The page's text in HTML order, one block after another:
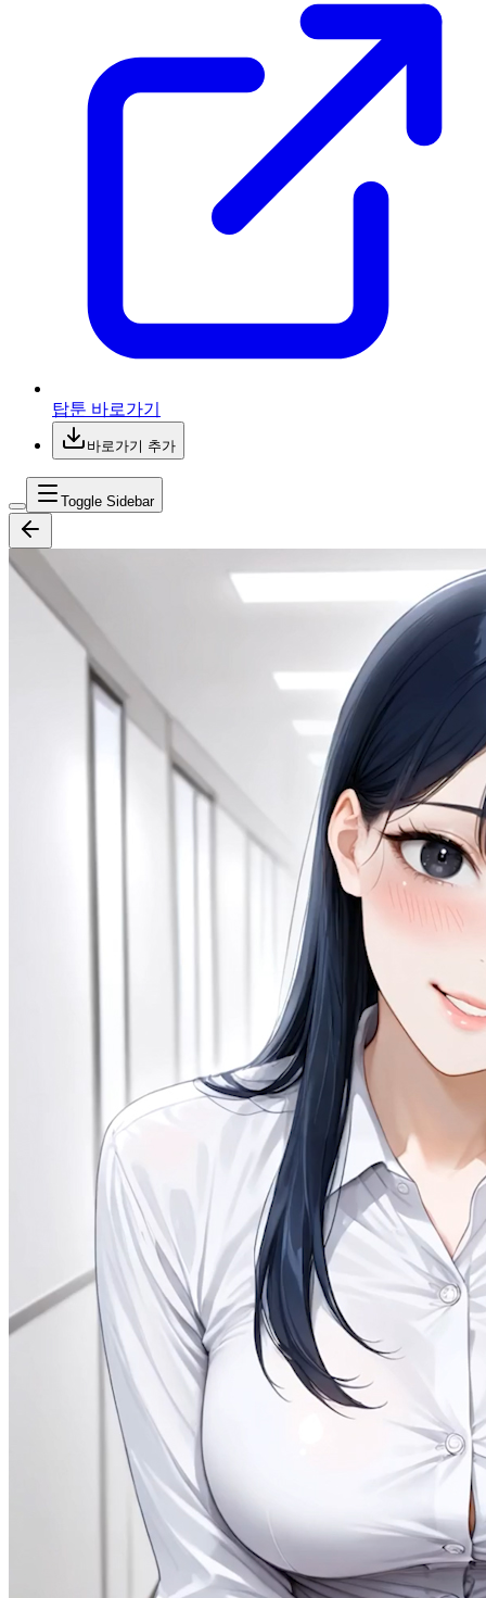
탑툰 바로가기
바로가기 추가
Toggle Sidebar